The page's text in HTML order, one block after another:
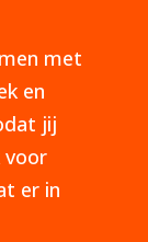
met
en
jij
er in